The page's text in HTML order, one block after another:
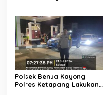
Polsek Benua Kayong
Polres Ketapang Lakukan